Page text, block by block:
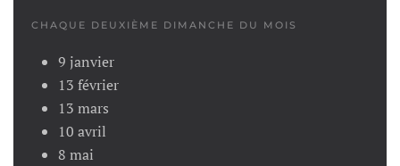
CHAQUE DEUXIÈME DIMANCHE DU MOIS
9 janvier
13 février
13 mars
10 avril
8 mai